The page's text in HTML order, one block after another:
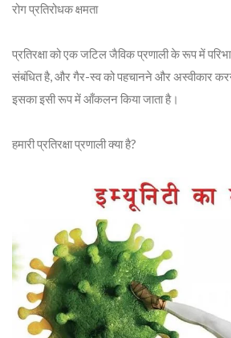
रोग प्रतिरोधक क्षमता
प्रतिरक्षा को एक जटिल जैविक प्रणाली के रूप में
संबंधित है, और गैर-स्व को पहचानने और अस्वीकार
इसका इसी रूप में आँकलन किया जाता है।
हमारी प्रतिरक्षा प्रणाली क्या है?